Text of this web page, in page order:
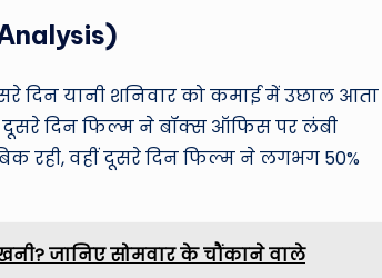
Analysis)
दिन यानी शनिवार को कमाई में उछाल आता
दूसरे दिन फिल्म ने बॉक्स ऑफिस पर लंबी
रही, वहीं दूसरे दिन फिल्म ने लगभग 50%
जानिए सोमवार के चौंकाने वाले